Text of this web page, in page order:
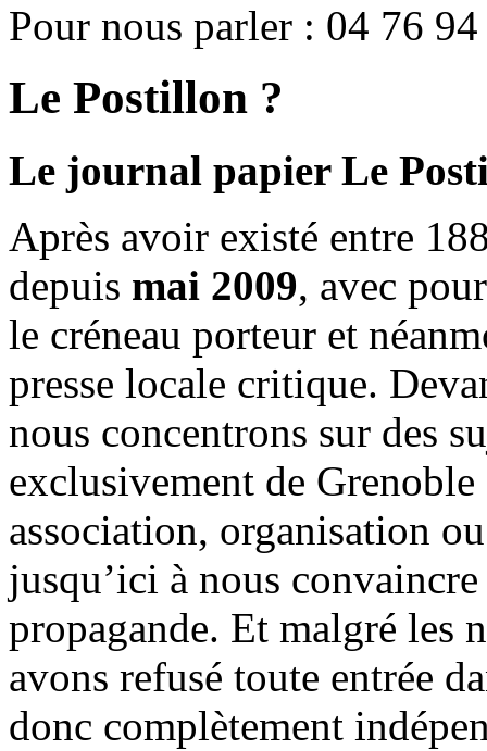
Pour nous parler : 04 76
Le Postillon ?
Le journal papier Le
Après avoir existé entre
depuis mai 2009, avec
le créneau porteur et
presse locale critique.
nous concentrons sur des
exclusivement de
association, organisation
jusqu’ici à nous
propagande. Et malgré les
avons refusé toute entrée
donc complètement